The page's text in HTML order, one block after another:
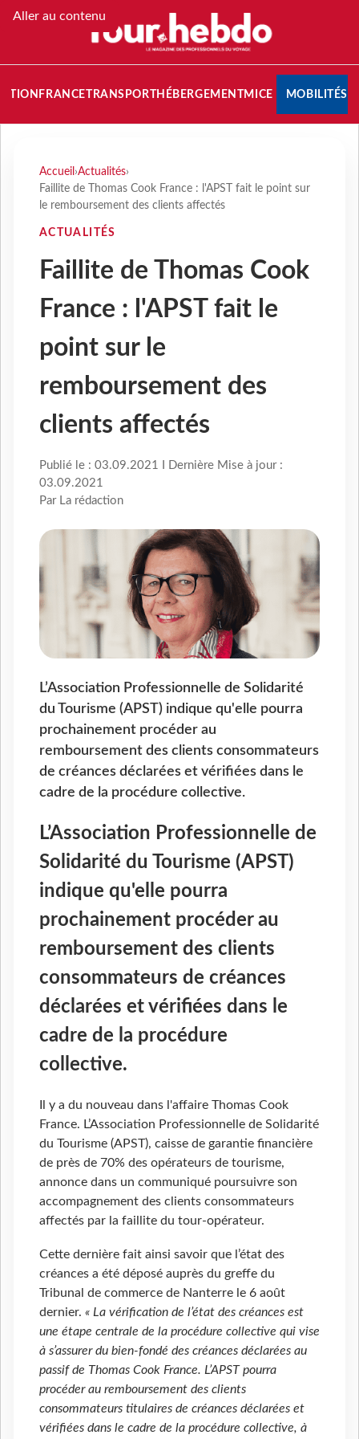
Aller au contenu
FRANCETRANSPORT HÉBERGEMENTMICE MOBILITÉS
Accueil ›Actualités›
Faillite de Thomas Cook France : l'APST fait le point sur
le remboursement des clients affectés
ACTUALITÉS
Faillite de Thomas Cook
France : l'APST fait le
point sur le
remboursement des
clients affectés
Publié le : 03.09.2021 I Dernière Mise à jour :
03.09.2021
Par La rédaction
L’Association Professionnelle de Solidarité
du Tourisme (APST) indique qu'elle pourra
prochainement procéder au
remboursement des clients consommateurs
de créances déclarées et vérifiées dans le
cadre de la procédure collective.
L’Association Professionnelle de
Solidarité du Tourisme (APST)
indique qu'elle pourra
prochainement procéder au
remboursement des clients
consommateurs de créances
déclarées et vérifiées dans le
cadre de la procédure
collective.
Il y a du nouveau dans l'affaire Thomas Cook
France. L’Association Professionnelle de Solidarité
du Tourisme (APST), caisse de garantie financière
de près de 70% des opérateurs de tourisme,
annonce dans un communiqué poursuivre son
accompagnement des clients consommateurs
affectés par la faillite du tour-opérateur.
Cette dernière fait ainsi savoir que l’état des
créances a été déposé auprès du greffe du
Tribunal de commerce de Nanterre le 6 août
dernier. « La vérification de l’état des créances est
une étape centrale de la procédure collective qui vise
à s’assurer du bien-fondé des créances déclarées au
passif de Thomas Cook France. L’APST pourra
procéder au remboursement des clients
consommateurs titulaires de créances déclarées et
vérifiées dans le cadre de la procédure collective, à